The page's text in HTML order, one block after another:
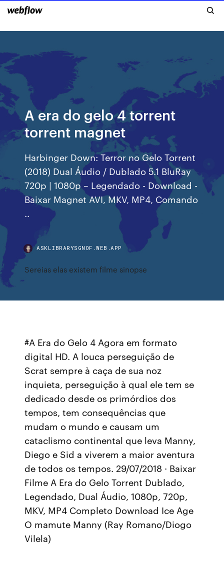
A era do gelo 4 torrent
torrent magnet
Harbinger Down: Terror no Gelo Torrent
(2018) Dual Áudio / Dublado 5.1 BluRay
720p | 1080p – Legendado - Download -
Baixar Magnet AVI, MKV, MP4, Comando
..
ASKLIBRARYSGNOF.WEB.APP
Sereias elas existem filme sinopse
#A Era do Gelo 4 Agora em formato
digital HD. A louca perseguição de
Scrat sempre à caça de sua noz
inquieta, perseguição à qual ele tem se
dedicado desde os primórdios dos
tempos, tem consequências que
mudam o mundo e causam um
cataclismo continental que leva Manny,
Diego e Sid a viverem a maior aventura
de todos os tempos. 29/07/2018 · Baixar
Filme A Era do Gelo Torrent Dublado,
Legendado, Dual Áudio, 1080p, 720p,
MKV, MP4 Completo Download Ice Age
O mamute Manny (Ray Romano/Diogo
Vilela)